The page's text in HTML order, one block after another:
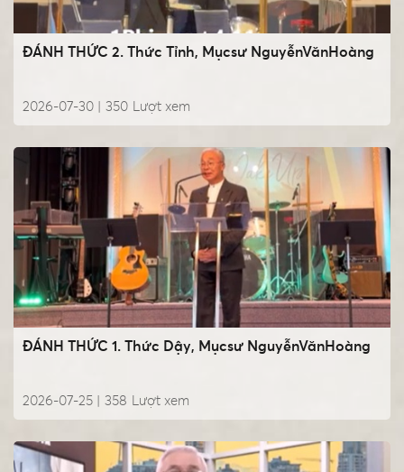
ĐÁNH THỨC 2. Thức Tỉnh, Mụcsư NguyễnVănHoàng
2026-07-30 | Lượt xem
350
ĐÁNH THỨC 1. Thức Dậy, Mụcsư NguyễnVănHoàng
2026-07-25 | Lượt xem
358